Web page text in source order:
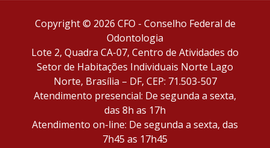
Copyright © 2026 CFO - Conselho Federal de
Odontologia
Lote 2, Quadra CA-07, Centro de Atividades do
Setor de Habitações Individuais Norte Lago
Norte, Brasília – DF, CEP: 71.503-507
Atendimento presencial: De segunda a sexta,
das 8h as 17h
Atendimento on-line: De segunda a sexta, das
7h45 as 17h45